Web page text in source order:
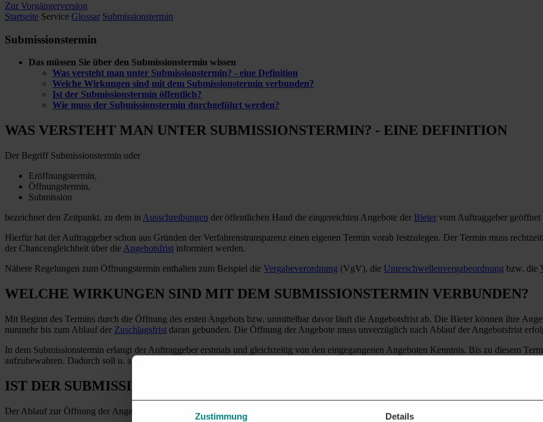
Zustimmung Details
Zur Vorgängerversion
Startseite Service Glossar Submissionstermin
Submissionstermin
Das müssen Sie über den Submissionstermin wissen
Was versteht man unter Submissionstermin? - eine Definition
Welche Wirkungen sind mit dem Submissionstermin verbunden?
Ist der Submissionstermin öffentlich?
Wie muss der Submissionstermin durchgeführt werden?
WAS VERSTEHT MAN UNTER SUBMISSIONSTERMIN? - EINE DEFINITION
Der Begriff Submissionstermin oder
Eröffnungstermin,
Öffnungstermin,
Submission
bezeichnet den Zeitpunkt, zu dem in Ausschreibungen der öffentlichen Hand die eingereichten Angebote der Bieter vom Auftraggeber geöffnet
Hierfür hat der Auftraggeber schon aus Gründen der Verfahrenstransparenz einen eigenen Termin vorab festzulegen. Der Termin muss
der Chancengleichheit über die Angebotsfrist informiert werden.
Nähere Regelungen zum Öffnungstermin enthalten zum Beispiel die Vergabeverordnung (VgV), die Unterschwellenvergabeordnung bzw. die
WELCHE WIRKUNGEN SIND MIT DEM SUBMISSIONSTERMIN VERBUNDEN?
Mit Beginn des Termins durch die Öffnung des ersten Angebots bzw. unmittelbar davor läuft die Angebotsfrist ab. Die Bieter können ihre
nunmehr bis zum Ablauf der Zuschlagsfrist daran gebunden. Die Öffnung der Angebote muss unverzüglich nach Ablauf der Angebotsfrist
In dem Submissionstermin erlangt der Auftraggeber erstmals und gleichzeitig von den eingegangenen Angeboten Kenntnis. Bis zu diesem
aufzubewahren. Dadurch soll u. a. verhindert werden, dass einer der Bieter in Kenntnis eines anderen Angebotes noch mit Änderungen oder
IST DER SUBMISSIONSTERMIN ÖFFENTLICH?
Der Ablauf zur Öffnung der Angebote ist bei der Vergabe von Bauleistungen mit der Art der Angebotsabgabe verbunden: